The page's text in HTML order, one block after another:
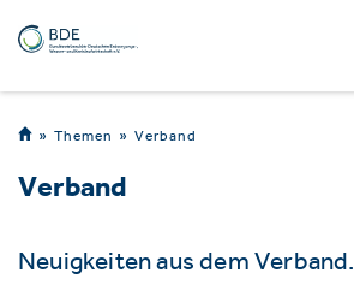
Themen Verband
Verband
Neuigkeiten aus dem Verband.